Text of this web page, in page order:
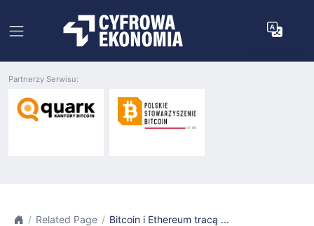
Partnerzy Serwisu:
Related Page Bitcoin i Ethereum tracą ...